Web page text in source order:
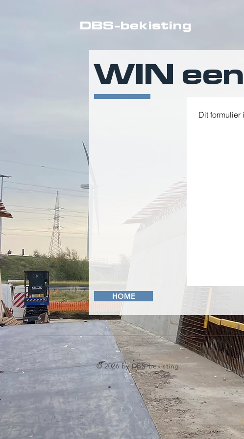
DBS-bekisting
WIN
Dit formulier
HOME
© 2026 by DBS-bekisting.